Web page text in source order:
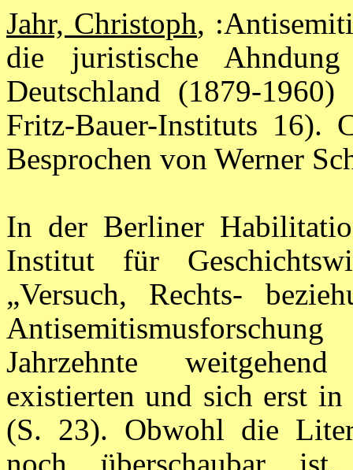
Jahr, Christoph,
die juristische
Deutschland (1879-
Fritz-Bauer-Instituts 16).
Besprochen von Werner
In der Berliner
Institut für
„Versuch, Rechts-
Jahrzehnte
existierten und sich erst in
(S. 23). Obwohl die